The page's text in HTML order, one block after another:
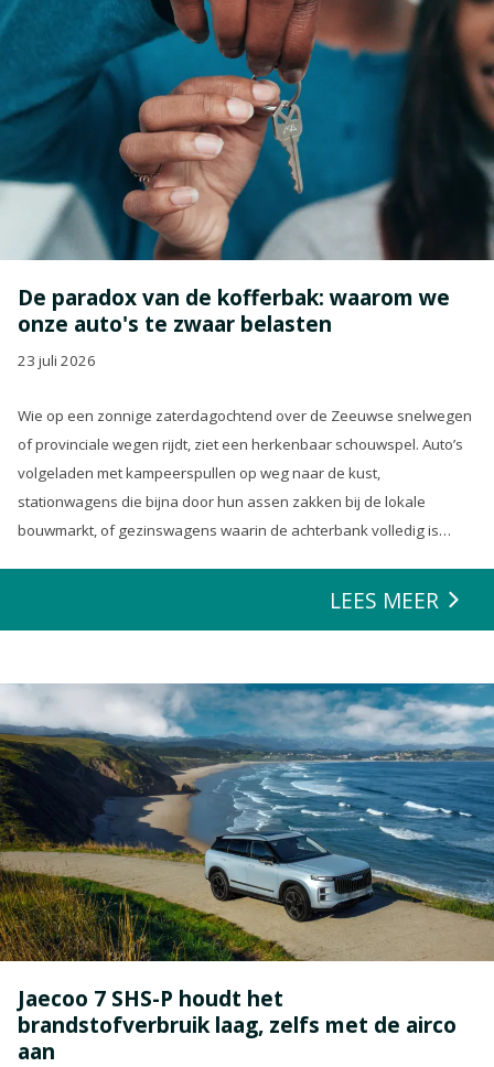
De paradox van de kofferbak: waarom we
onze auto's te zwaar belasten
23 juli 2026
Wie op een zonnige zaterdagochtend over de Zeeuwse snelwegen
of provinciale wegen rijdt, ziet een herkenbaar schouwspel. Auto’s
volgeladen met kampeerspullen op weg naar de kust,
stationwagens die bijna door hun assen zakken bij de lokale
bouwmarkt, of gezinswagens waarin de achterbank volledig is
zeulen. We houden van onze auto’s en we verwachten dat ze alles
LEES MEER
Jaecoo 7 SHS-P houdt het
brandstofverbruik laag, zelfs met de airco
aan